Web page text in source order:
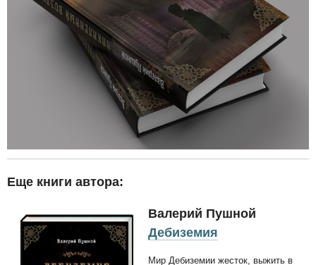
Еще книги автора:
Валерий Пушной
Дебиземия
Мир Дебиземии жесток, выжить в